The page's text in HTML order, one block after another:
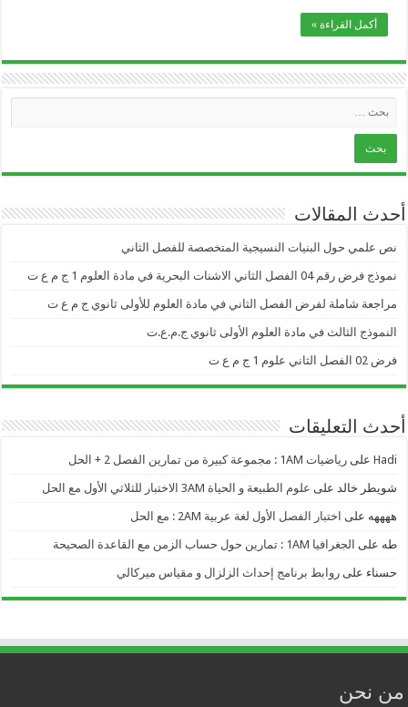
أكمل القراءة »
أحدث المقالات
نص علمي حول البنيات النسيجية المتخصصة للفصل الثاني
نموذج فرض رقم 04 الفصل الثاني الاشنات البحرية في مادة العلوم 1 ج م ع ت
مراجعة شاملة لفرض الفصل الثاني في مادة العلوم للأولى ثانوي ج م ع ت
النموذج الثالث في مادة العلوم الأولى ثانوي ج.م.ع.ت
فرض 02 الفصل الثاني علوم 1 ج م ع ت
أحدث التعليقات
Hadi علىرياضيات 1AM : مجموعة كبيرة من تمارين الفصل 2 + الحل
شويطر خالد على علوم الطبيعة و الحياة 3AM الاختبار للثلاثي الأول مع الحل
ههههه على اختبار الفصل الأول لغة عربية 2AM : مع الحل
طه على الجغرافيا 1AM : تمارين حول حساب الزمن مع القاعدة الصحيحة
حسناء علىروابط برنامج إحداث الزلزال و مقياس ميركالي
من نحن